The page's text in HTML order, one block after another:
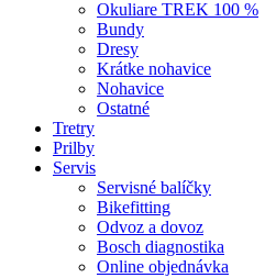
Okuliare TREK 100 %
Bundy
Dresy
Krátke nohavice
Nohavice
Ostatné
Tretry
Prilby
Servis
Servisné balíčky
Bikefitting
Odvoz a dovoz
Bosch diagnostika
Online objednávka